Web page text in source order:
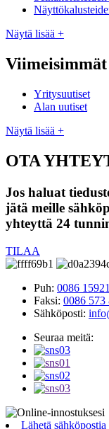
Näytä lisää +
Yritysuutiset
Alan uutiset
Näytä lisää +
OTA
Jos haluat
jätä meille
yhteyttä 24
TILAA
Puh: 0086
Faksi: 0086 573
Sähköposti:
Seuraa meitä:
Lähetä sähköpostia